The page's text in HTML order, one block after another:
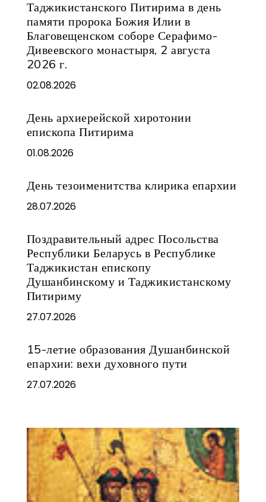
Таджикистанского Питирима в день
памяти пророка Божия Илии в
Благовещенском соборе Серафимо-
Дивеевского монастыря, 2 августа
2026 г.
02.08.2026
День архиерейской хиротонии
епископа Питирима
01.08.2026
День тезоименитства клирика епархии
28.07.2026
Поздравительный адрес Посольства
Республики Беларусь в Республике
Таджикистан епископу
Душанбинскому и Таджикистанскому
Питириму
27.07.2026
15-летие образования Душанбинской
епархии: вехи духовного пути
27.07.2026